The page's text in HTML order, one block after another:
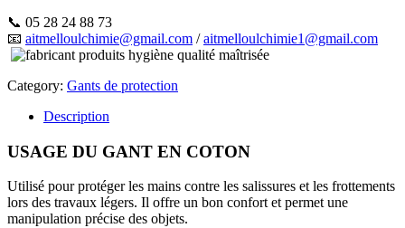
📞 05 28 24 88 73
📧 aitmelloulchimie@gmail.com /aitmelloulchimie1@gmail.com
Category: Gants de protection
Description
USAGE DU GANT EN COTON
Utilisé pour protéger les mains contre les salissures et les frottements
lors des travaux légers. Il offre un bon confort et permet une
manipulation précise des objets.